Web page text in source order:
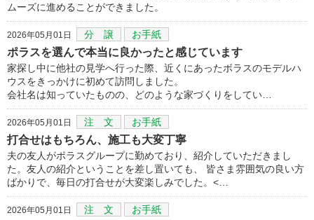
ムーズに進めることができました。
2026年05月01日 分 譲 お手紙
ポラスを選んで本当に良かったと感じています
家探し中に他社の見学へ行った際、近くにあったボラスのモデルハ
ウスをきっかけに初めて訪問しました。
会社名は知っていたものの、どのような家づくりをしてい…
2026年05月01日 注 文 お手紙
打合せはもちろん、施工も大変丁寧
夫の友人がポラスグループに勤めており、紹介していただきまし
た。友人の紹介ということを差し置いても、 皆さま雰囲気の良い方
ばかりで、毎日の打合せが大変楽しみでした。<…
2026年05月01日 注 文 お手紙